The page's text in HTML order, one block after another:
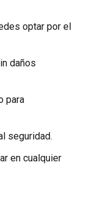
optar por el
daños
para
seguridad.
en cualquier